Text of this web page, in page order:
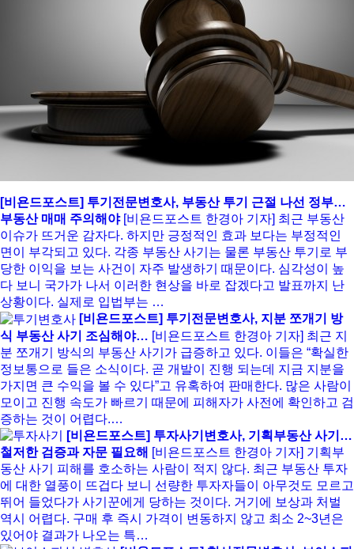
[비욘드포스트] 투기전문변호사, 부동산 투기 근절 나선 정부…
부동산 매매 주의해야 [비욘드포스트 한경아 기자] 최근 부동산
이슈가 뜨거운 감자다. 하지만 긍정적인 효과 보다는 부정적인
면이 부각되고 있다. 각종 부동산 사기는 물론 부동산 투기로 부
당한 이익을 보는 사건이 자주 발생하기 때문이다. 심각성이 높
다 보니 국가가 나서 이러한 현상을 바로 잡겠다고 발표까지 난
상황이다. 실제로 입법부는 …
[비욘드포스트] 투기전문변호사, 지분 쪼개기 방
식 부동산 사기 조심해야… [비욘드포스트 한경아 기자] 최근 지
분 쪼개기 방식의 부동산 사기가 급증하고 있다. 이들은 “확실한
정보통으로 들은 소식이다. 곧 개발이 진행 되는데 지금 지분을
가지면 큰 수익을 볼 수 있다”고 유혹하여 판매한다. 많은 사람이
모이고 진행 속도가 빠르기 때문에 피해자가 사전에 확인하고 검
증하는 것이 어렵다.…
[비욘드포스트] 투자사기변호사, 기획부동산 사기…
철저한 검증과 자문 필요해 [비욘드포스트 한경아 기자] 기획부
동산 사기 피해를 호소하는 사람이 적지 않다. 최근 부동산 투자
에 대한 열풍이 뜨겁다 보니 선량한 투자자들이 아무것도 모르고
뛰어 들었다가 사기꾼에게 당하는 것이다. 거기에 보상과 처벌
역시 어렵다. 구매 후 즉시 가격이 변동하지 않고 최소 2~3년은
있어야 결과가 나오는 특…